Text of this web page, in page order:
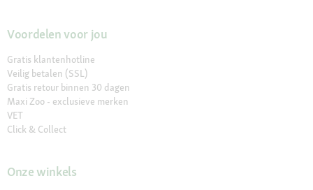
Voordelen voor jou
Gratis klantenhotline
Veilig betalen (SSL)
Gratis retour binnen 30 dagen
Maxi Zoo - exclusieve merken
VET
Click & Collect
Onze winkels